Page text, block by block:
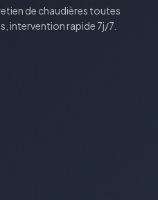
de chaudières toutes
intervention rapide 7j/7.